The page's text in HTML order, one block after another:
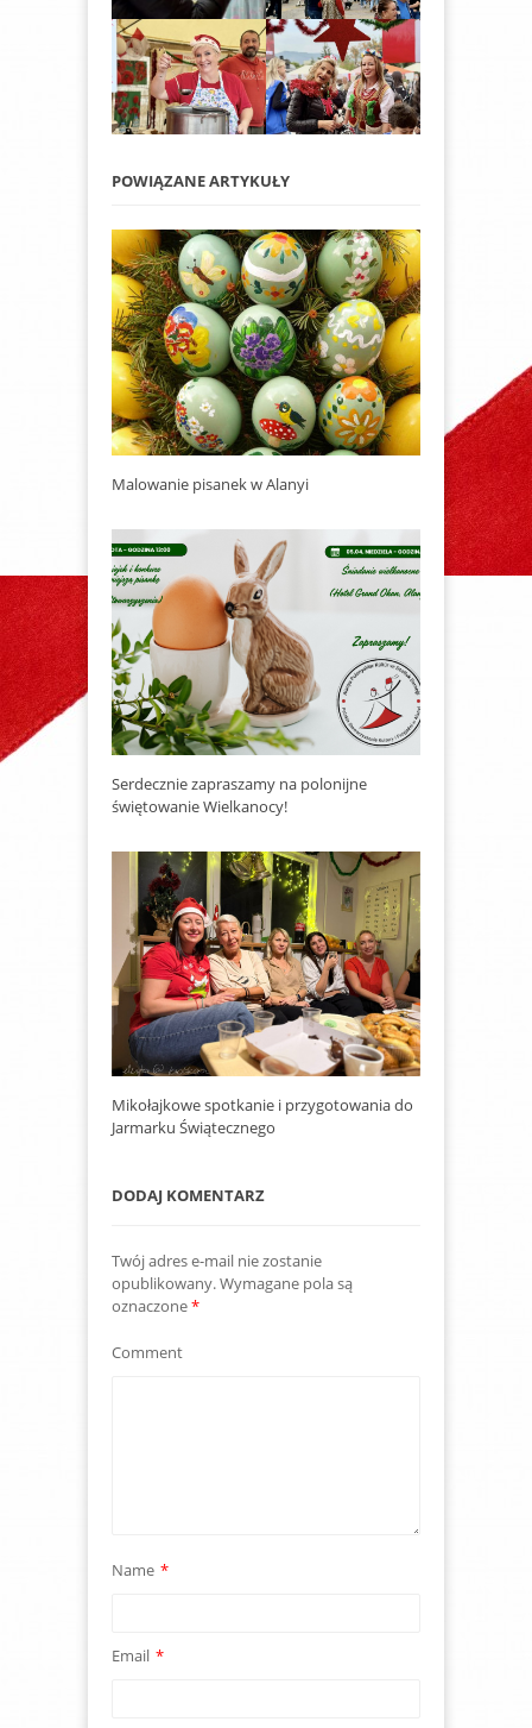
POWIĄZANE ARTYKUŁY
Malowanie pisanek w Alanyi
Serdecznie zapraszamy na polonijne
świętowanie Wielkanocy!
Mikołajkowe spotkanie i przygotowania do
Jarmarku Świątecznego
DODAJ KOMENTARZ
Twój adres e-mail nie zostanie
opublikowany.Wymagane pola są
oznaczone*
Comment
Name *
Email *